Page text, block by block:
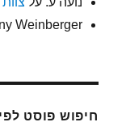
Weinberger
חיפוש פוסט